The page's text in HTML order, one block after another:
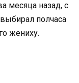
месяца назад, с
полчаса
жениху.